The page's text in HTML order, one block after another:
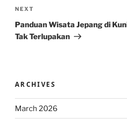
Next
Post
NEXT
Panduan Wisata Jepang di
Tak Terlupakan
ARCHIVES
March 2026